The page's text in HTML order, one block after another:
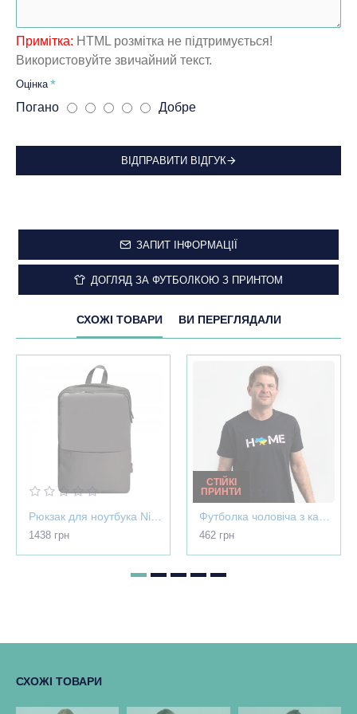
Примітка: HTML розмітка не підтримується!
Використовуйте звичайний текст.
Оцінка
Погано Добре
ВІДПРАВИТИ ВІДГУК
ЗАПИТ ІНФОРМАЦІЇ
ДОГЛЯД ЗА ФУТБОЛКОЮ З ПРИНТОМ
СХОЖІ ТОВАРИ ВИ ПЕРЕГЛЯДАЛИ
1438 грн
СТІЙКІ
ПРИНТИ
462 грн
СХОЖІ ТОВАРИ